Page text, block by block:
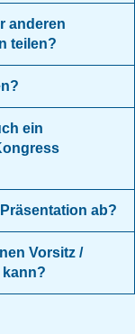
anderen
teilen?
ein
ab?
Vorsitz /